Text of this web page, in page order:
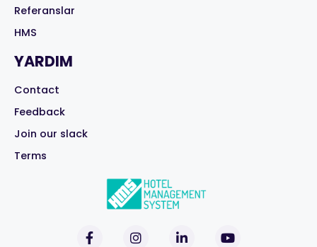
Referanslar
HMS
YARDIM
Contact
Feedback
Join our slack
Terms